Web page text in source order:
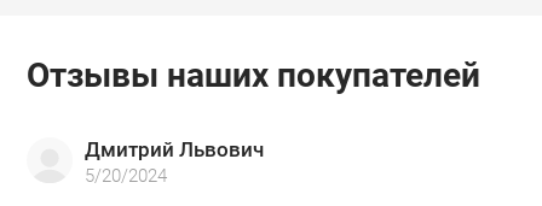
№797791 №815976
Отзывы наших покупателей
Дмитрий Львович
5/20/2024